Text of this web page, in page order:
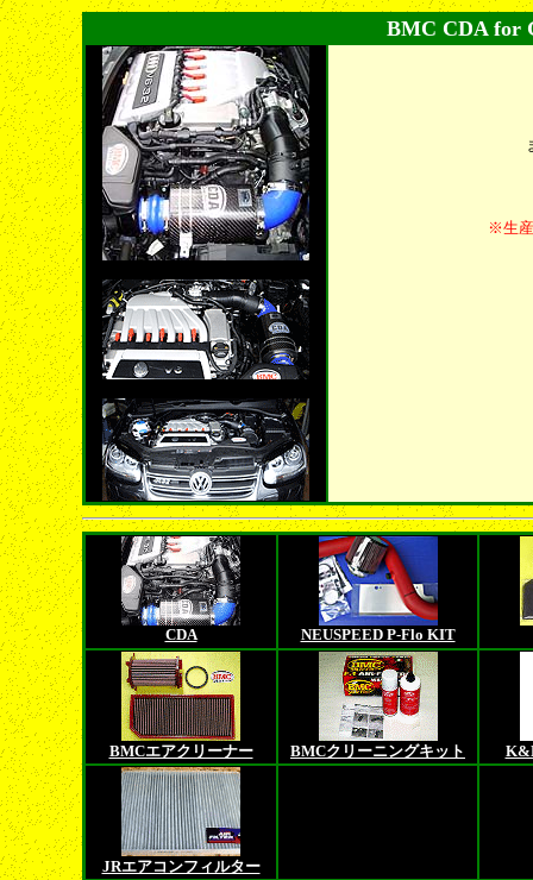
BMC CDA for
※生
CDA NEUSPEED P-Flo KIT
BMCエアクリーナー BMCクリーニングキット
JRエアコンフィルター